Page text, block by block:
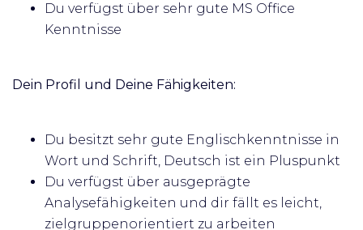
Du verfügst über sehr gute MS Office
Kenntnisse
Dein Profil und Deine Fähigkeiten:
Du besitzt sehr gute Englischkenntnisse in
Wort und Schrift, Deutsch ist ein Pluspunkt
Du verfügst über ausgeprägte
Analysefähigkeiten und dir fällt es leicht,
zielgruppenorientiert zu arbeiten